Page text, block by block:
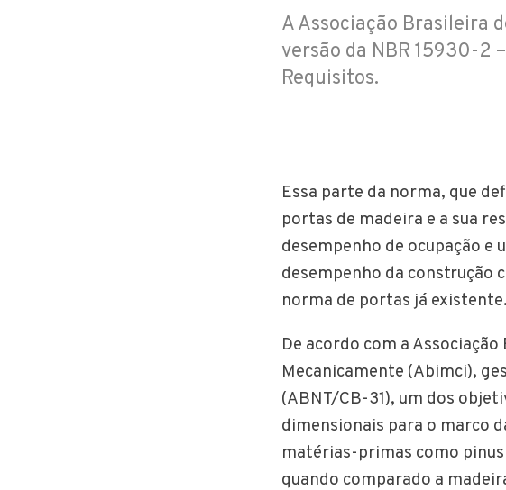
A Associação Brasileira
versão da NBR 15930-2
Requisitos.
Essa parte da norma, que
portas de madeira e a sua
desempenho de ocupação e
desempenho da construção
norma de portas já existente.
De acordo com a
Mecanicamente (Abimci),
(ABNT/CB-31), um dos
dimensionais para o marco
matérias-primas como
quando comparado a